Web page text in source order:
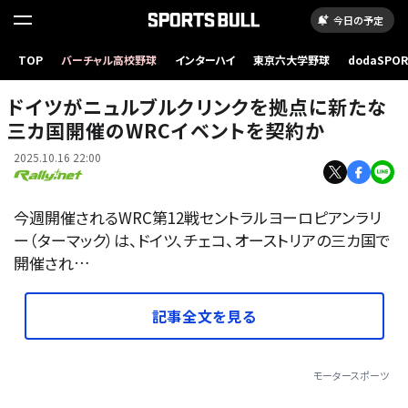
今日の予定
TOP バーチャル高校野球 インターハイ 東京六大学野球
Naoki Kobayashi
ドイツがニュルブルクリンクを拠点に新たな
三カ国開催のWRCイベントを契約か
2025.10.16 22:00
今週開催されるWRC第12戦セントラルヨーロピアンラリ
ー（ターマック）は、ドイツ、チェコ、オーストリアの三カ国で
開催され…
記事全文を見る
モータースポーツ